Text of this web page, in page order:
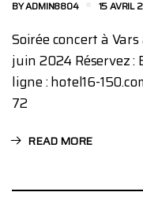
BYADMIN8804 15 AVRIL
Soirée concert à
juin 2024 Réservez :
ligne : hotel16-
72
READ MORE